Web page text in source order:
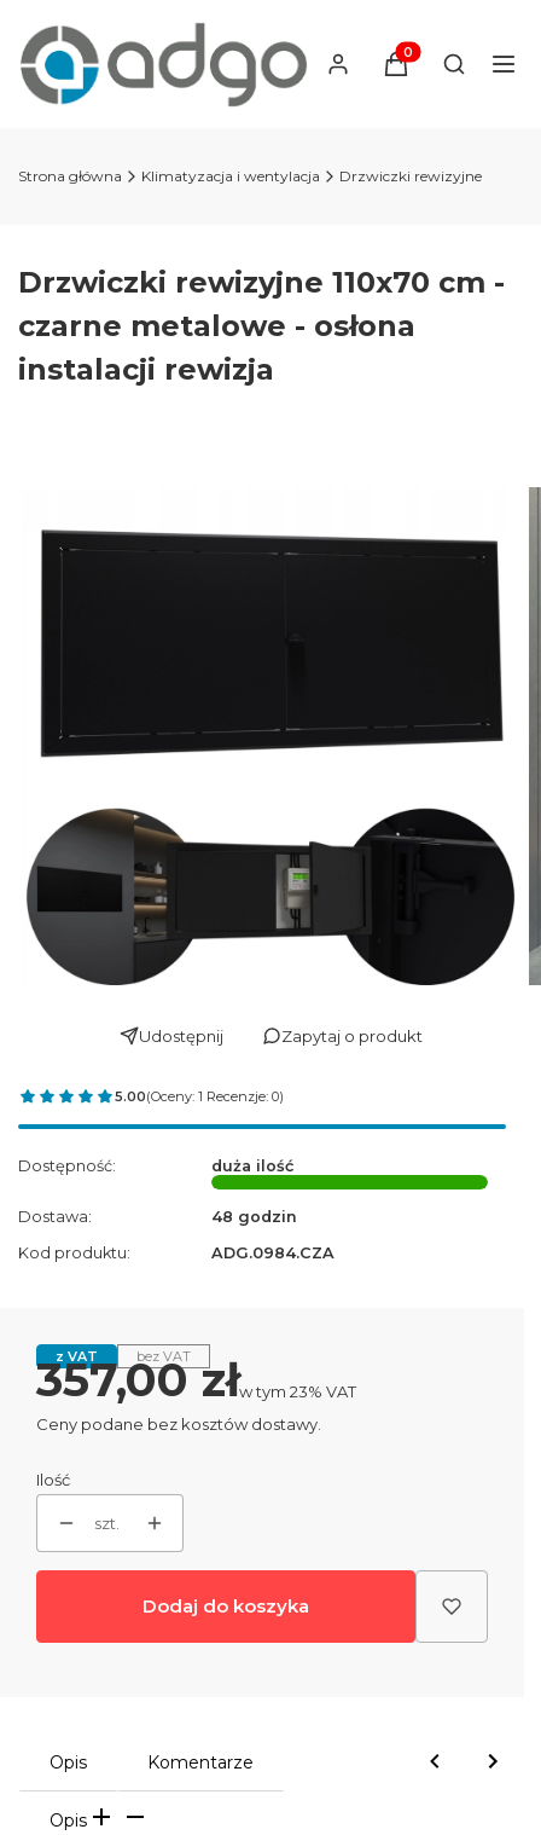
Produkty w
Otwórz
Strona główna Klimatyzacja i wentylacja Drzwiczki rewizyjne
Drzwiczki rewizyjne 110x70 cm -
czarne metalowe - osłona
instalacji rewizja
Udostępnij Zapytaj o produkt
5.00(Oceny: 1 Recenzje: 0)
Dostępność: duża ilość
Dostawa:
48 godzin
Kod produktu:
ADG.0984.CZA
z VAT bez VAT
Cena
357,00 złw tym 23% VAT
w tym 23% VAT
Ceny podane bez kosztów dostawy.
Ilość
szt.
Dodaj do koszyka
Opis Komentarze
Opis